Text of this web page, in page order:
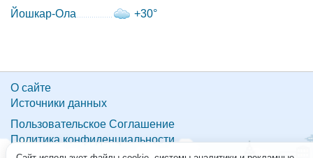
Йошкар-Ола
+30°
О сайте
Источники данных
Пользовательское Соглашение
Политика конфиденциальности